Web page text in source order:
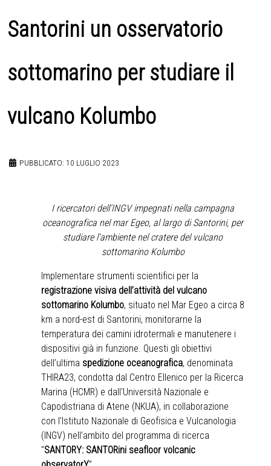
Santorini un osservatorio
sottomarino per studiare il
vulcano Kolumbo
PUBBLICATO: 10 LUGLIO 2023
I ricercatori dell’INGV impegnati nella campagna
oceanografica nel mar Egeo, al largo di Santorini, per
studiare l'ambiente nel cratere del vulcano
sottomarino Kolumbo
Implementare strumenti scientifici per la
registrazione visiva dell’attività del vulcano
sottomarino Kolumbo, situato nel Mar Egeo a circa 8
km a nord-est di Santorini, monitorarne la
temperatura dei camini idrotermali e manutenere i
dispositivi già in funzione. Questi gli obiettivi
dell’ultima spedizione oceanografica, denominata
THIRA23, condotta dal Centro Ellenico per la Ricerca
Marina (HCMR) e dall'Università Nazionale e
Capodistriana di Atene (NKUA), in collaborazione
con l’Istituto Nazionale di Geofisica e Vulcanologia
(INGV) nell’ambito del programma di ricerca
"SANTORY: SANTORini seafloor volcanic